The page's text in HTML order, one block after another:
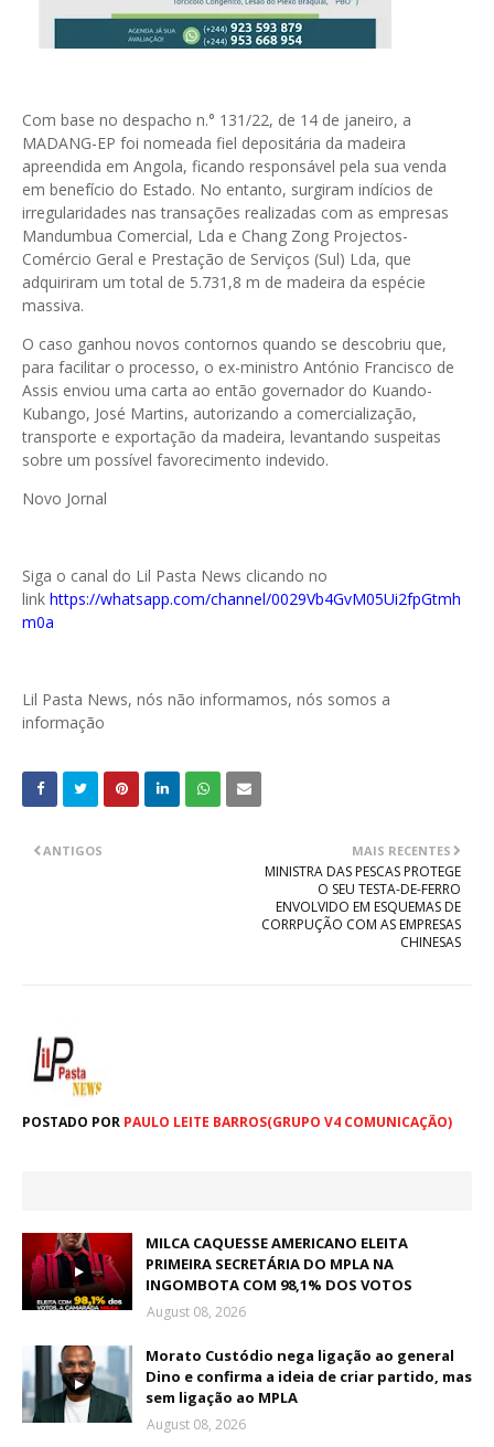
Com base no despacho n.° 131/22, de 14 de janeiro, a
MADANG-EP foi nomeada fiel depositária da madeira
apreendida em Angola, ficando responsável pela sua venda
em benefício do Estado. No entanto, surgiram indícios de
irregularidades nas transações realizadas com as empresas
Mandumbua Comercial, Lda e Chang Zong Projectos-
Comércio Geral e Prestação de Serviços (Sul) Lda, que
adquiriram um total de 5.731,8 m de madeira da espécie
massiva.
O caso ganhou novos contornos quando se descobriu que,
para facilitar o processo, o ex-ministro António Francisco de
Assis enviou uma carta ao então governador do Kuando-
Kubango, José Martins, autorizando a comercialização,
transporte e exportação da madeira, levantando suspeitas
sobre um possível favorecimento indevido.
Novo Jornal
Siga o canal do Lil Pasta News clicando no
link https://whatsapp.com/channel/0029Vb4GvM05Ui2fpGtmh
m0a
Lil Pasta News, nós não informamos, nós somos a
informação
MAIS RECENTES
MINISTRA DAS PESCAS PROTEGE
O SEU TESTA-DE-FERRO
ENVOLVIDO EM ESQUEMAS DE
CORRPUÇÃO COM AS EMPRESAS
CHINESAS
ANTIGOS
POSTADO POR PAULO LEITE BARROS(GRUPO V4 COMUNICAÇÃO)
MILCA CAQUESSE AMERICANO ELEITA
PRIMEIRA SECRETÁRIA DO MPLA NA
INGOMBOTA COM 98,1% DOS VOTOS
August 08, 2026
Morato Custódio nega ligação ao general
Dino e confirma a ideia de criar partido, mas
sem ligação ao MPLA
August 08, 2026